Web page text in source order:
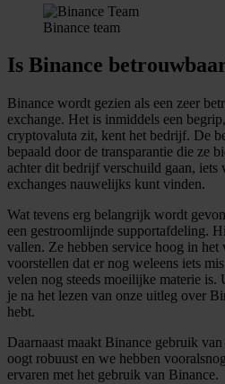
Binance team
Is Binance
Binance wordt gezien als een zeer
exchange. Het is inmiddels een
cryptovaluta zit, kent het bedrijf. De
bepaald door de transparantie die ze
achter dit bedrijf verschuild gaan, iets
exchanges nauwelijks kunt vinden.
Wat tevens erg belangrijk wordt
een gestroomlijnde supportafdeling.
vallen. Ze hebben service hoog in het
voorstellen dat er nog weleens iets
velen nog steeds moeilijke materie is.
je na het lezen van onze uitleg over
hebt.
Daarnaast maakt Binance gebruik
oogt robuust en we hebben
ervaren met het gebruik van Binance.